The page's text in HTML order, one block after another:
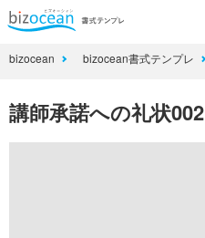
bizocean bizocean書式テンプレ
講師承諾への礼状002